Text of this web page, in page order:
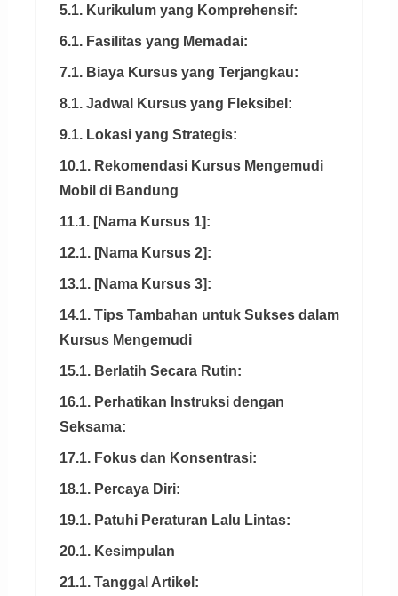
5.1. Kurikulum yang Komprehensif:
6.1. Fasilitas yang Memadai:
7.1. Biaya Kursus yang Terjangkau:
8.1. Jadwal Kursus yang Fleksibel:
9.1. Lokasi yang Strategis:
10.1. Rekomendasi Kursus Mengemudi
Mobil di Bandung
11.1. [Nama Kursus 1]:
12.1. [Nama Kursus 2]:
13.1. [Nama Kursus 3]:
14.1. Tips Tambahan untuk Sukses dalam
Kursus Mengemudi
15.1. Berlatih Secara Rutin:
16.1. Perhatikan Instruksi dengan
Seksama:
17.1. Fokus dan Konsentrasi:
18.1. Percaya Diri:
19.1. Patuhi Peraturan Lalu Lintas:
20.1. Kesimpulan
21.1. Tanggal Artikel: